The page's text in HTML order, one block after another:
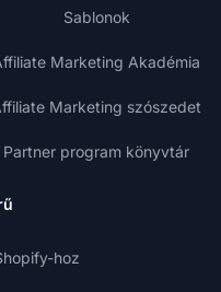
Sablonok
Marketing Akadémia
Marketing szószedet
Partner program könyvtár
hoz